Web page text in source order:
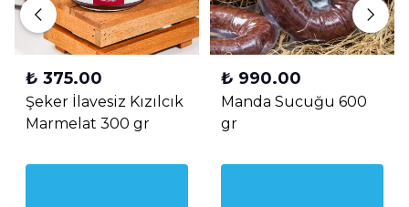
₺ 375.00
Şeker İlavesiz Kızılcık
Marmelat 300 gr
₺ 990.00
Manda Sucuğu 600
gr